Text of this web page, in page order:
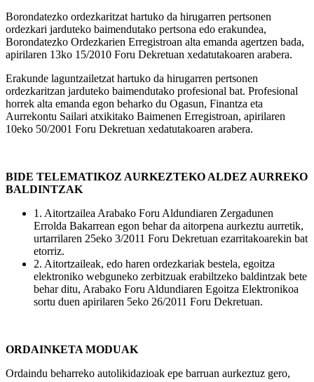
Borondatezko ordezkaritzat hartuko da hirugarren pertsonen
ordezkari jarduteko baimendutako pertsona edo erakundea,
Borondatezko Ordezkarien Erregistroan alta emanda agertzen bada,
apirilaren 13ko 15/2010 Foru Dekretuan xedatutakoaren arabera.
Erakunde laguntzailetzat hartuko da hirugarren pertsonen
ordezkaritzan jarduteko baimendutako profesional bat. Profesional
horrek alta emanda egon beharko du Ogasun, Finantza eta
Aurrekontu Sailari atxikitako Baimenen Erregistroan, apirilaren
10eko 50/2001 Foru Dekretuan xedatutakoaren arabera.
BIDE TELEMATIKOZ AURKEZTEKO ALDEZ AURREKO
BALDINTZAK
1. Aitortzailea Arabako Foru Aldundiaren Zergadunen
Errolda Bakarrean egon behar da aitorpena aurkeztu aurretik,
urtarrilaren 25eko 3/2011 Foru Dekretuan ezarritakoarekin bat
etorriz.
2. Aitortzaileak, edo haren ordezkariak bestela, egoitza
elektroniko webguneko zerbitzuak erabiltzeko baldintzak bete
behar ditu, Arabako Foru Aldundiaren Egoitza Elektronikoa
sortu duen apirilaren 5eko 26/2011 Foru Dekretuan.
ORDAINKETA MODUAK
Ordaindu beharreko autolikidazioak epe barruan aurkeztuz gero,